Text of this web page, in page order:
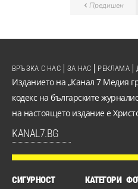
Предишен
Изданието на „Канал 7 Медия
кодекс на българските
на настоящето издание е
KANAL7.BG
ВРЪЗКА С НАС ЗА НАС РЕКЛАМА
СИГУРНОСТ
КАТЕГОРИ